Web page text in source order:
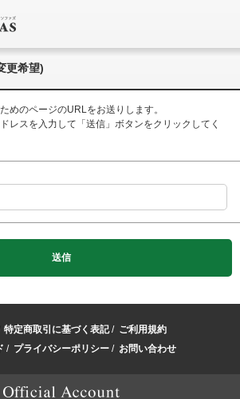
更希望)
めのページのURLをお送りします。
レスを入力して「送信」ボタンをクリックしてく
特定商取引に基づく表記/ ご利用規約
/ プライバシーポリシー / お問い合わせ